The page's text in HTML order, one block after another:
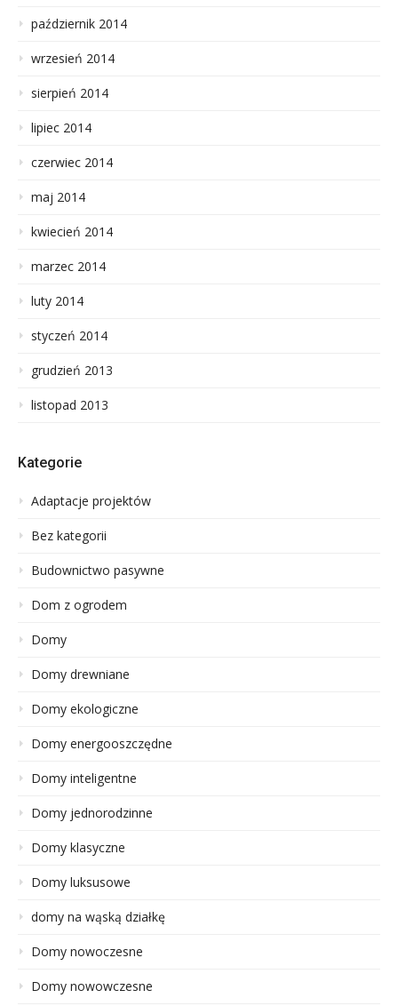
październik 2014
wrzesień 2014
sierpień 2014
lipiec 2014
czerwiec 2014
maj 2014
kwiecień 2014
marzec 2014
luty 2014
styczeń 2014
grudzień 2013
listopad 2013
Kategorie
Adaptacje projektów
Bez kategorii
Budownictwo pasywne
Dom z ogrodem
Domy
Domy drewniane
Domy ekologiczne
Domy energooszczędne
Domy inteligentne
Domy jednorodzinne
Domy klasyczne
Domy luksusowe
domy na wąską działkę
Domy nowoczesne
Domy nowowczesne